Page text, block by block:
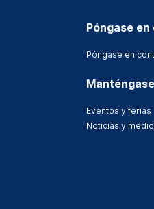
Póngase
Póngase en
Eventos y ferias
Noticias y